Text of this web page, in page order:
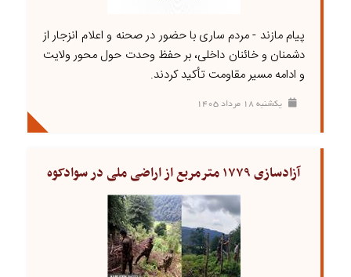
پیام مازند - مردم ساری با حضور در صحنه و اعلام انزجار از
دشمنان و خائنان داخلی، بر حفظ وحدت حول محور ولایت
و ادامه مسیر مقاومت تأکید کردند.
يکشنبه ۱۸ مرداد ۱۴۰۵
آزادسازی ۱۷۷۹ مترمربع از اراضی ملی در سوادکوه